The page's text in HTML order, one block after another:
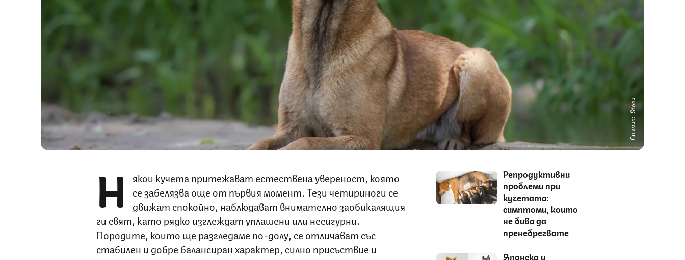
Снимка: iStock
Н
якои кучета притежават естествена увереност, която
се забелязва още от първия момент. Тези четириноги се
движат спокойно, наблюдават внимателно заобикалящия
ги свят, като рядко изглеждат уплашени или несигурни.
Породите, които ще разгледаме по-долу, се отличават със
стабилен и добре балансиран характер, силно присъствие и
Репродуктивни
проблеми при
кучетата:
симптоми, които
не бива да
пренебрегвате
Японска и